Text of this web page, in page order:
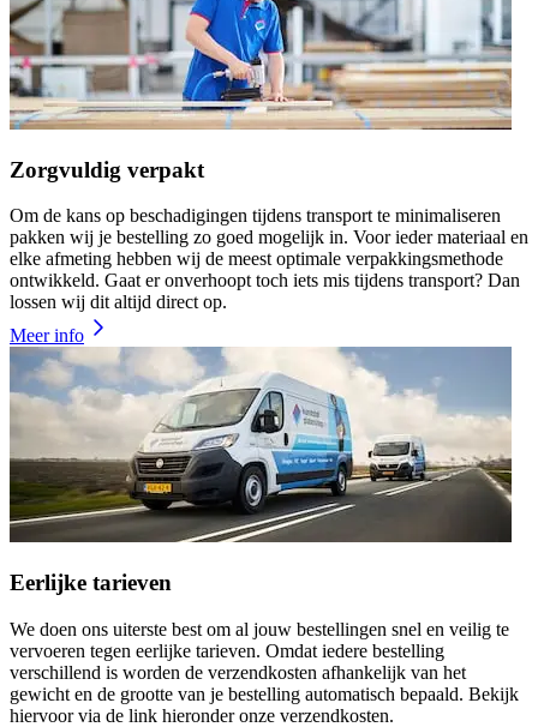
Zorgvuldig verpakt
Om de kans op beschadigingen tijdens transport te minimaliseren
pakken wij je bestelling zo goed mogelijk in. Voor ieder materiaal en
elke afmeting hebben wij de meest optimale verpakkingsmethode
ontwikkeld. Gaat er onverhoopt toch iets mis tijdens transport? Dan
lossen wij dit altijd direct op.
Meer info
Eerlijke tarieven
We doen ons uiterste best om al jouw bestellingen snel en veilig te
vervoeren tegen eerlijke tarieven. Omdat iedere bestelling
verschillend is worden de verzendkosten afhankelijk van het
gewicht en de grootte van je bestelling automatisch bepaald. Bekijk
hiervoor via de link hieronder onze verzendkosten.